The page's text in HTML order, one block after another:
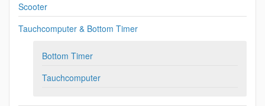
Scooter
Tauchcomputer & Bottom Timer
Bottom Timer
Tauchcomputer